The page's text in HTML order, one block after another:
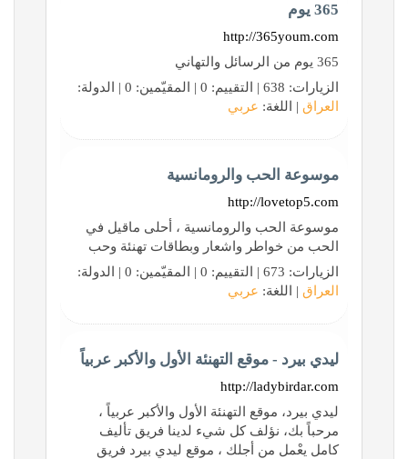
365 يوم
http://365youm.com
365 يوم من الرسائل والتهاني
الزيارات: 638 | التقييم: 0 | المقيّمين: 0 | الدولة:
العراق | اللغة: عربي
موسوعة الحب والرومانسية
http://lovetop5.com
موسوعة الحب والرومانسية ، أحلى ماقيل في
الحب من خواطر واشعار وبطاقات تهنئة وحب
الزيارات: 673 | التقييم: 0 | المقيّمين: 0 | الدولة:
العراق | اللغة: عربي
ليدي بيرد - موقع التهنئة الأول والأكبر عربياً
http://ladybirdar.com
ليدي بيرد، موقع التهنئة الأول والأكبر عربياً ،
مرحباً بك، نؤلف كل شيء لدينا فريق تأليف
كامل يعْمل من أجلك ، موقع ليدي بيرد فريق